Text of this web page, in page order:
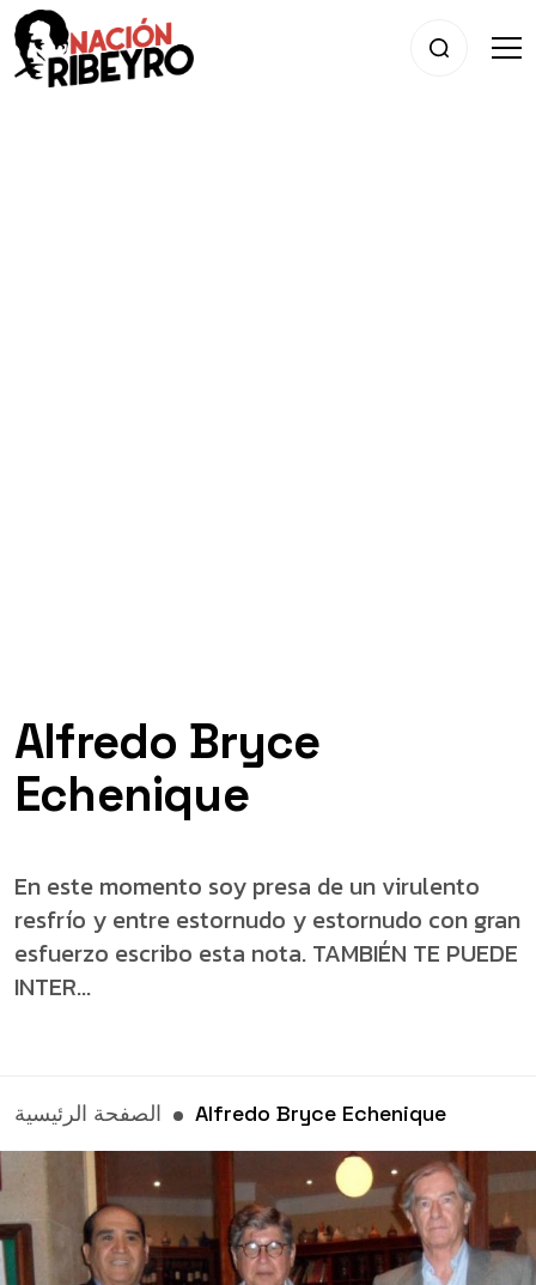
Alfredo Bryce
Echenique
En este momento soy presa de un virulento
resfrío y entre estornudo y estornudo con gran
esfuerzo escribo esta nota. TAMBIÉN TE PUEDE
INTER...
الصفحة الرئيسية Alfredo Bryce Echenique